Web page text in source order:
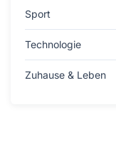
Sport
Technologie
Zuhause & Leben